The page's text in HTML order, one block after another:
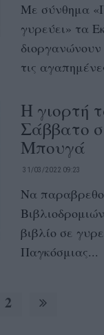
Με σύνθημα
γυρεύει» τα
τις
Η γιορτή
Σάββατο
Μπουγά
31/03/2022 09:23
Να
βιβλίο σε
Παγκόσμιας...
2